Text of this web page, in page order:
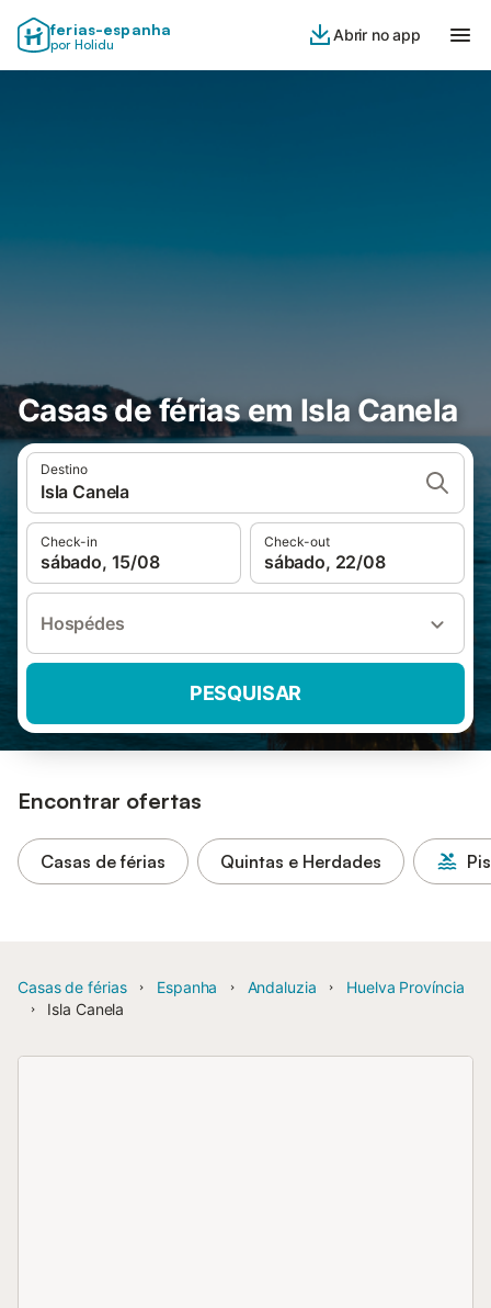
ferias-espanha
por Holidu
Abrir no app
Casas de férias em Isla Canela
Destino
Isla Canela
Check-in
sábado, 15/08
Check-out
sábado, 22/08
Hospédes
PESQUISAR
Encontrar ofertas
Casas de férias Quintas e Herdades
Casas de férias Espanha Andaluzia
Huelva Província
Isla Canela